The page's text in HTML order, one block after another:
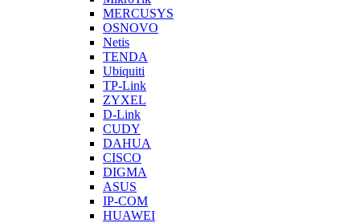
MERCUSYS
OSNOVO
Netis
TENDA
Ubiquiti
TP-Link
ZYXEL
D-Link
CUDY
DAHUA
CISCO
DIGMA
ASUS
IP-COM
HUAWEI